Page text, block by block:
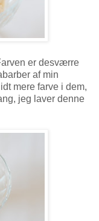
er desværre
af min
mere farve i dem,
jeg laver denne